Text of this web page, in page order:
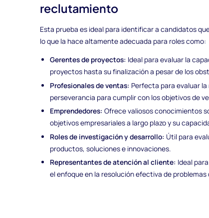
reclutamiento
Esta prueba es ideal para identificar a candidatos
lo que la hace altamente adecuada para roles como:
Gerentes de proyectos: Ideal para evaluar la
proyectos hasta su finalización a pesar de los
Profesionales de ventas: Perfecta para evaluar
perseverancia para cumplir con los objetivos de
Emprendedores: Ofrece valiosos conocimientos
objetivos empresariales a largo plazo y su
Roles de investigación y desarrollo: Útil para
productos, soluciones e innovaciones.
Representantes de atención al cliente: Ideal
el enfoque en la resolución efectiva de problemas